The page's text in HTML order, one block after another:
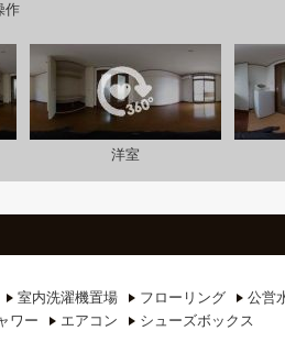
作
洋室
室内洗濯機置場 フローリング
公営
ワー エアコン シューズボックス